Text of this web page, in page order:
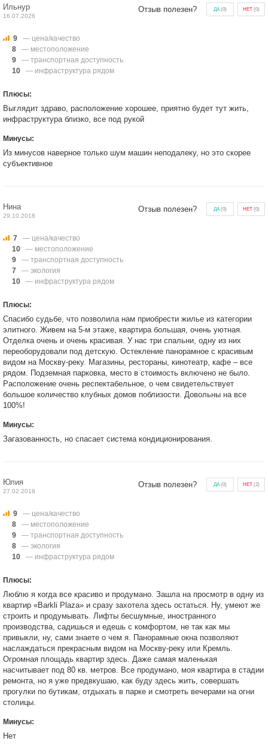
Ильнур
16.07.2026
Отзыв полезен? ДА(0) НЕТ (0)
9
— цена/качество
8
— местоположение
9
— транспортная доступность
10
— инфраструктура рядом
Плюсы:
Выглядит здраво, расположение хорошее, приятно будет тут жить,
инфраструктура близко, все под рукой
Минусы:
Из минусов наверное только шум машин неподалеку, но это скорее
субъективное
Нина
29.10.2018
Отзыв полезен? ДА(0) НЕТ (0)
7
— цена/качество
10
— местоположение
9
— транспортная доступность
7
— экология
10
— инфраструктура рядом
Плюсы:
Спасибо судьбе, что позволила нам приобрести жилье из категории
элитного. Живем на 5-м этаже, квартира большая, очень уютная.
Отделка очень и очень красивая. У нас три спальни, одну из них
переоборудовали под детскую. Остекление панорамное с красивым
видом на Москву-реку. Магазины, рестораны, кинотеатр, кафе – все
рядом. Подземная парковка, место в стоимость включено не было.
Расположение очень респектабельное, о чем свидетельствует
большое количество клубных домов поблизости. Довольны на все
100%!
Минусы:
Загазованность, но спасает система кондиционирования.
Юлия
27.02.2018
Отзыв полезен? ДА(0) НЕТ (2)
9
— цена/качество
8
— местоположение
9
— транспортная доступность
8
— экология
10
— инфраструктура рядом
Плюсы:
Люблю я когда все красиво и продумано. Зашла на просмотр в одну из
квартир «Barkli Plaza» и сразу захотела здесь остаться. Ну, умеют же
строить и продумывать. Лифты бесшумные, иностранного
производства, садишься и едешь с комфортом, не так как мы
привыкли, ну, сами знаете о чем я. Панорамные окна позволяют
наслаждаться прекрасным видом на Москву-реку или Кремль.
Огромная площадь квартир здесь. Даже самая маленькая
насчитывает под 80 кв. метров. Все продумано, моя квартира в стадии
ремонта, но я уже предвкушаю, как буду здесь жить, совершать
прогулки по бутикам, отдыхать в парке и смотреть вечерами на огни
столицы.
Минусы:
Нет